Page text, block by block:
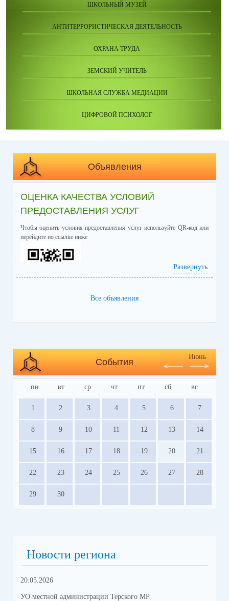
ШКОЛЬНЫЙ МУЗЕЙ
АНТИТЕРРОРИСТИЧЕСКАЯ ДЕЯТЕЛЬНОСТЬ
ОХРАНА ТРУДА
ЗЕМСКИЙ УЧИТЕЛЬ
ШКОЛЬНАЯ СЛУЖБА МЕДИАЦИИ
ЦИФРОВОЙ ПСИХОЛОГ
Объявления
ОЦЕНКА КАЧЕСТВА УСЛОВИЙ
ПРЕДОСТАВЛЕНИЯ УСЛУГ
Чтобы оценить условия предоставления услуг используйте QR-код или
перейдите по ссылке ниже
Развернуть
Все объявления
События
Июнь
пн вт ср чт пт сб вс
1 2 3 4 5 6 7
8 9 10 11 12 13 14
15 16 17 18 19 20 21
22 23 24 25 26 27 28
29 30
Новости региона
20.05.2026
УО местной администрации Терского МР